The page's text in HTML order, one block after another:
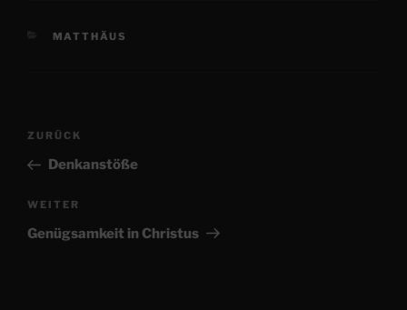
KATEGORIEN
MATTHÄUS
Beitragsnavigation
Vorheriger
Beitrag
ZURÜCK
Denkanstöße
Nächster
Beitrag
WEITER
Genügsamkeit in Christus